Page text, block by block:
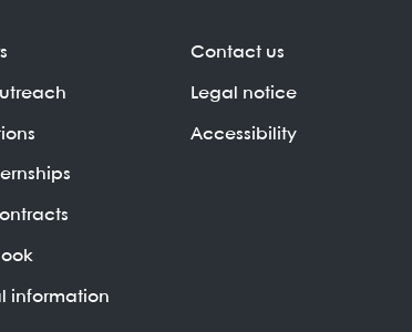
information
Contact us
Legal notice
Accessibility